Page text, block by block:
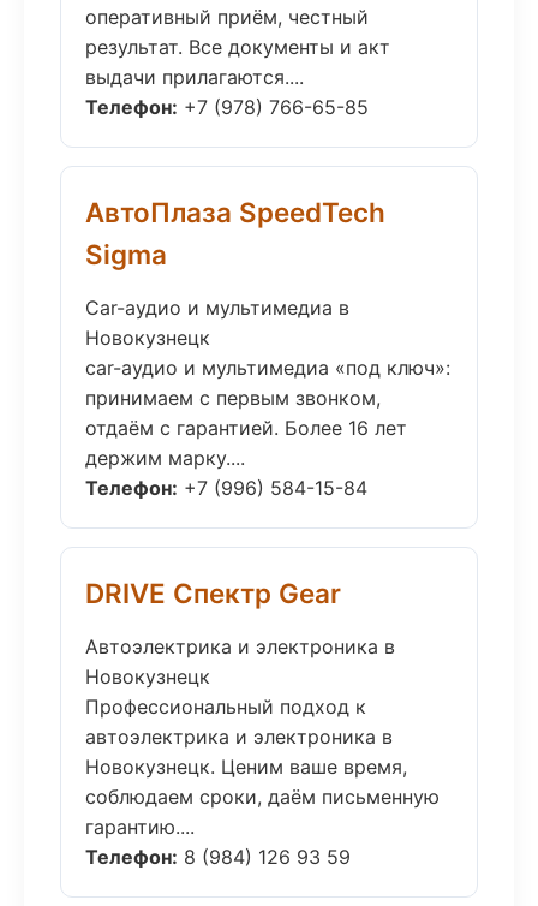
оперативный приём, честный
результат. Все документы и акт
выдачи прилагаются....
Телефон: +7 (978) 766-65-85
АвтоПлаза SpeedTech
Sigma
Car-аудио и мультимедиа в
Новокузнецк
car-аудио и мультимедиа «под ключ»:
принимаем с первым звонком,
отдаём с гарантией. Более 16 лет
держим марку....
Телефон: +7 (996) 584-15-84
DRIVE Спектр Gear
Автоэлектрика и электроника в
Новокузнецк
Профессиональный подход к
автоэлектрика и электроника в
Новокузнецк. Ценим ваше время,
соблюдаем сроки, даём письменную
гарантию....
Телефон: 8 (984) 126 93 59